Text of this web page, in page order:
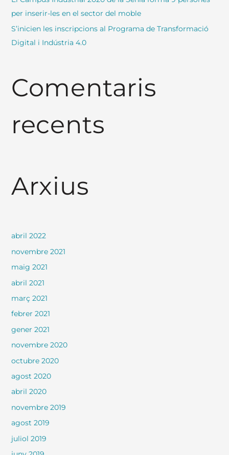
per inserir-les en el sector del moble
S’inicien les inscripcions al Programa de Transformació
Digital i Indústria 4.0
Comentaris
recents
Arxius
abril 2022
novembre 2021
maig 2021
abril 2021
març 2021
febrer 2021
gener 2021
novembre 2020
octubre 2020
agost 2020
abril 2020
novembre 2019
agost 2019
juliol 2019